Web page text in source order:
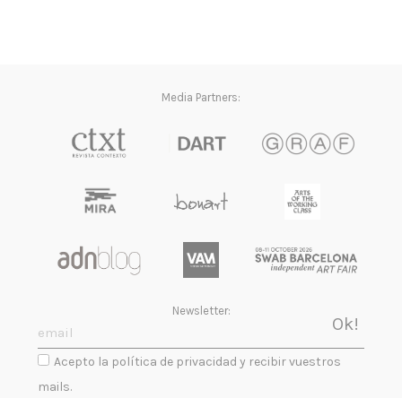
Media Partners:
Newsletter:
Acepto la política de privacidad y recibir vuestros
mails.